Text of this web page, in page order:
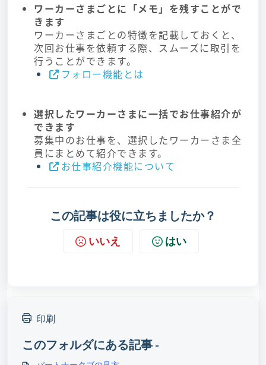
ワーカーさまごとに「メモ」を残すことがで
きます
ワーカーさまごとの特徴を記載しておくと、
次回お仕事を依頼する際、スムーズに取引を
行うことができます。
フォロー機能とは
選択したワーカーさまに一括でお仕事紹介が
できます
募集中のお仕事を、選択したワーカーさま全
員にまとめて紹介できます。
お仕事紹介機能について
この記事は役に立ちましたか？
いいえ はい
印刷
このフォルダにある記事 -